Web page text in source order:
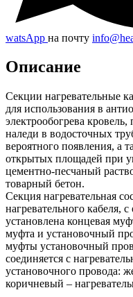
watsApp на почту
Описание
Секции нагревательные
для использования в
электрообогрева
наледи в водосточных
вероятного появления, а
открытых площадей при
цементно-песчаный
товарный бетон.
Секция нагревательная
нагревательного кабеля,
установлена концевая
муфта и установочный
муфты установочный
соединяется с
установочного провода:
коричневый –